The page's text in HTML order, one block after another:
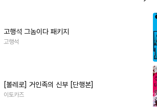
고행석 그놈이다 패키지
고행석
[볼레로] 거인족의 신부 [단행본]
이토카즈